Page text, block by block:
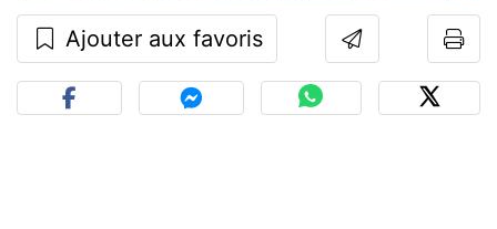
Ajouter aux favoris